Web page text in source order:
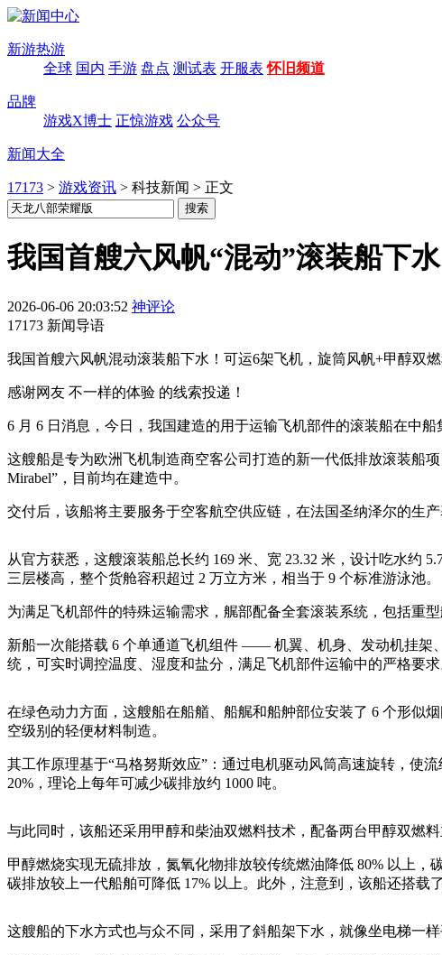
新游热游
全球 国内 手游 盘点 测试表 开服表 怀旧频道
品牌
游戏X博士 正惊游戏 公众号
新闻大全
17173 > 游戏资讯 > 科技新闻 > 正文
我国首艘六风帆“混动”滚装船下
2026-06-06 20:03:52 神评论
17173 新闻导语
我国首艘六风帆混动滚装船下水！可运6架飞机，旋筒风帆+甲醇双
感谢网友 不一样的体验 的线索投递！
6 月 6 日消息，今日，我国建造的用于运输飞机部件的滚装船在中船
这艘船是专为欧洲飞机制造商空客公司打造的新一代低排放滚装船
Mirabel”，目前均在建造中。
交付后，该船将主要服务于空客航空供应链，在法国圣纳泽尔的生
从官方获悉，这艘滚装船总长约 169 米、宽 23.32 米，设计吃水约
三层楼高，整个货舱容积超过 2 万立方米，相当于 9 个标准游泳池。
为满足飞机部件的特殊运输需求，艉部配备全套滚装系统，包括重
新船一次能搭载 6 个单通道飞机组件 —— 机翼、机身、发动机挂架
统，可实时调控温度、湿度和盐分，满足飞机部件运输中的严格要求
在绿色动力方面，这艘船在船艏、船艉和船舯部位安装了 6 个形似
空级别的轻便材料制造。
其工作原理基于“马格努斯效应”：通过电机驱动风筒高速旋转，使
20%，理论上每年可减少碳排放约 1000 吨。
与此同时，该船还采用甲醇和柴油双燃料技术，配备两台甲醇双燃
甲醇燃烧实现无硫排放，氮氧化物排放较传统燃油降低 80% 以上
碳排放较上一代船舶可降低 17% 以上。此外，注意到，该船还搭
这艘船的下水方式也与众不同，采用了斜船架下水，就像坐电梯一